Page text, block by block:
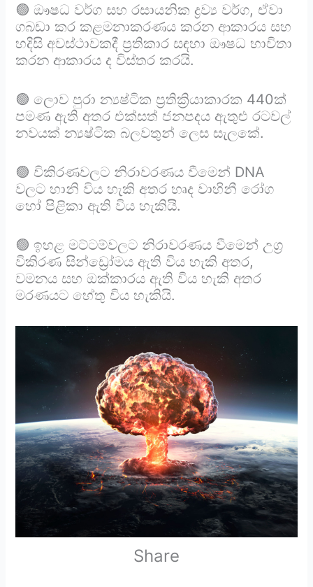
🟢 ඖෂධ වර්ග සහ රසායනික ද්‍රව්‍ය වර්ග, ඒවා
ගබඩා කර කළමනාකරණය කරන ආකාරය සහ
හදිසි අවස්ථාවකදී ප්‍රතිකාර සඳහා ඖෂධ භාවිතා
කරන ආකාරය ද විස්තර කරයි.
🟢 ලොව පුරා න්‍යෂ්ටික ප්‍රතික්‍රියාකාරක 440ක්
පමණ ඇති අතර එක්සත් ජනපදය ඇතුළු රටවල්
නවයක් න්‍යෂ්ටික බලවතුන් ලෙස සැලකේ.
🟢 විකිරණවලට නිරාවරණය වීමෙන් DNA
වලට හානි විය හැකි අතර හෘද වාහිනී රෝග
හෝ පිළිකා ඇති විය හැකියි.
🟢 ඉහළ මට්ටම්වලට නිරාවරණය වීමෙන් උග්‍ර
විකිරණ සින්ඩ්‍රෝමය ඇති විය හැකි අතර,
වමනය සහ ඔක්කාරය ඇති විය හැකි අතර
මරණයට හේතු විය හැකියි.
Share